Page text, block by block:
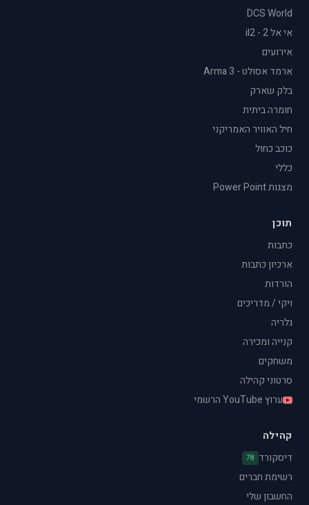
DCS World
אי אל 2 - il2
אירועים
ארמד אסולט - Arma 3
בלק שארק
חומרה ביתית
חיל האוויר האמריקני
כוכב כחול
כללי
מצגות Power Point
תוכן
כתבות
ארכיון כתבות
הורדות
ויקי / מדריכים
גלריה
קנייה ומכירה
משחקים
סרטוני קהילה
ערוץ YouTube הרשמי
קהילה
דיסקורד 78
רשימת חברים
החשבון שלי